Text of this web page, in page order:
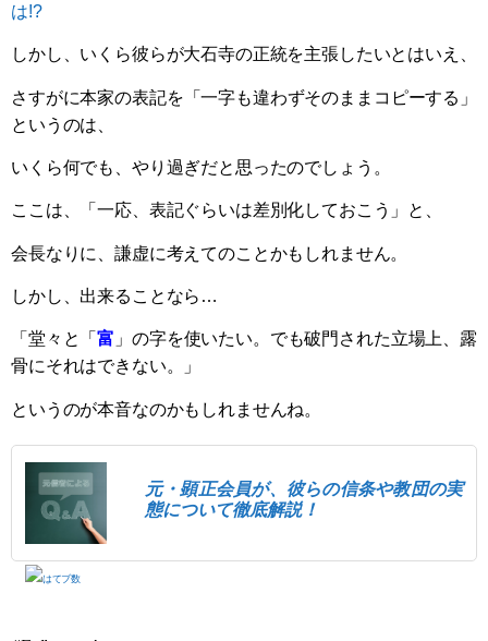
は!?
しかし、いくら彼らが大石寺の正統を主張したいとはいえ、
さすがに本家の表記を「一字も違わずそのままコピーする」
というのは、
いくら何でも、やり過ぎだと思ったのでしょう。
ここは、「一応、表記ぐらいは差別化しておこう」と、
会長なりに、謙虚に考えてのことかもしれません。
しかし、出来ることなら…
「堂々と「富 」の字を使いたい。でも破門された立場上、露
骨にそれはできない。」
というのが本音なのかもしれませんね。
元・顕正会員が、彼らの信条や教団の実
態について徹底解説！